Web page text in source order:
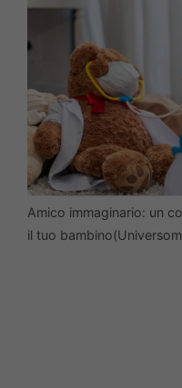
Amico immaginario: un
il tuo